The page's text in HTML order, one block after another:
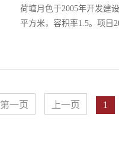
荷塘月色于2005年开发建
平方米，容积率1.5。项目
。该项目由国际大师柏涛
率，全城首创三阳台设计
给业主带来前所未有的舒
第一页 上一页 1